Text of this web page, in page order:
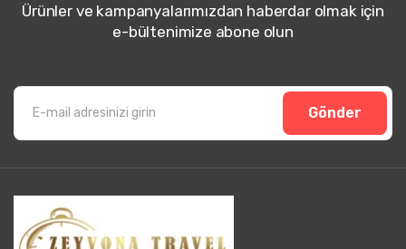
Ürünler ve kampanyalarımızdan haberdar olmak için
e-bültenimize abone olun
Gönder